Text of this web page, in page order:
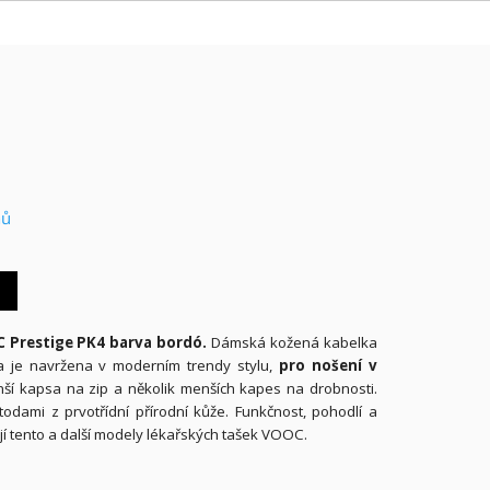
Prestige PK4 barva bordó. Dámská kožená kabelka
je navržena v moderním trendy stylu, pro nošení v
kapsa na zip a několik menších kapes na drobnosti.
z prvotřídní přírodní kůže. Funkčnost, pohodlí a
a další modely lékařských tašek VOOC.